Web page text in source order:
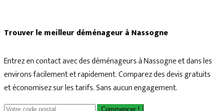
Trouver le meilleur déménageur à Nassogne
Entrez en contact avec des déménageurs à Nassogne et dans les
environs facilement et rapidement. Comparez des devis gratuits
et économisez sur les tarifs. Sans aucun engagement.
Commencer !